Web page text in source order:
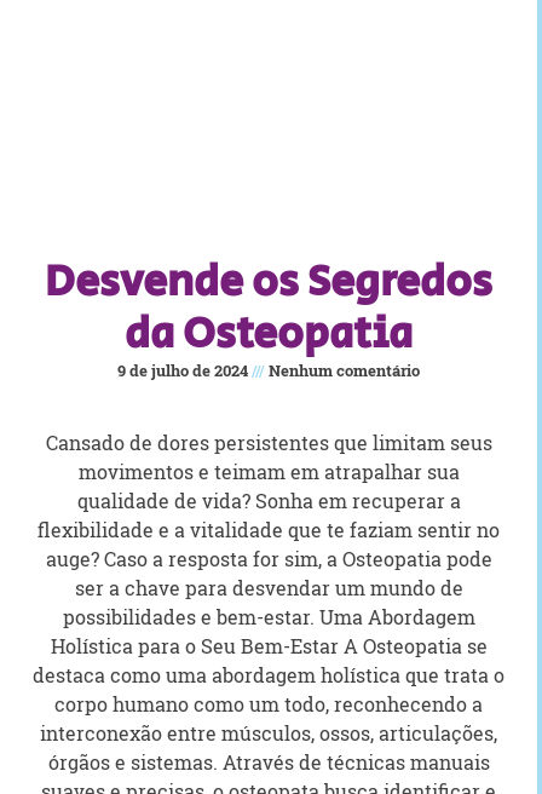
Desvende os Segredos
da Osteopatia
9 de julho de 2024 Nenhum comentário
Cansado de dores persistentes que limitam seus
movimentos e teimam em atrapalhar sua
qualidade de vida? Sonha em recuperar a
flexibilidade e a vitalidade que te faziam sentir no
auge? Caso a resposta for sim, a Osteopatia pode
ser a chave para desvendar um mundo de
possibilidades e bem-estar. Uma Abordagem
Holística para o Seu Bem-Estar A Osteopatia se
destaca como uma abordagem holística que trata o
corpo humano como um todo, reconhecendo a
interconexão entre músculos, ossos, articulações,
órgãos e sistemas. Através de técnicas manuais